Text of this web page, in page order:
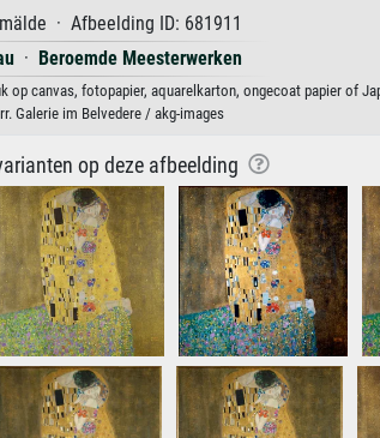
· Afbeelding ID: 681911
· Beroemde Meesterwerken
op canvas, fotopapier, aquarelkarton, ongecoat papier of
Galerie im Belvedere / akg-images
op deze afbeelding